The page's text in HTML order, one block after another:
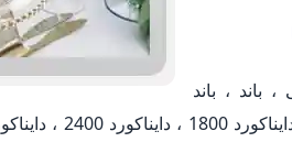
باند ، باند